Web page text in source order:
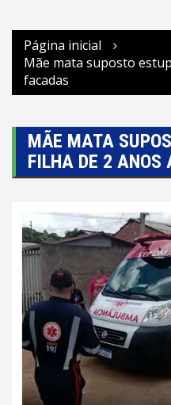
Página inicial
Mãe mata suposto
facadas
MÃE MATA
FILHA DE 2 ANOS